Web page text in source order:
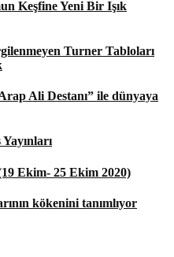
Keşfine Yeni Bir Işık
Turner Tabloları
Ali Destanı” ile dünyaya
Ekim- 25 Ekim 2020)
kökenini tanımlıyor